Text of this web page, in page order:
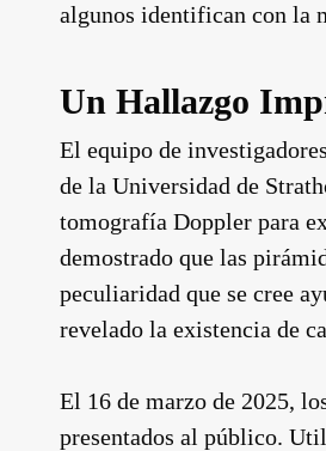
algunos identifican con la
Un Hallazgo
El equipo de
de la Universidad de
tomografía Doppler para
demostrado que las
peculiaridad que se cree
revelado la existencia de
El 16 de marzo de 2025,
presentados al público.